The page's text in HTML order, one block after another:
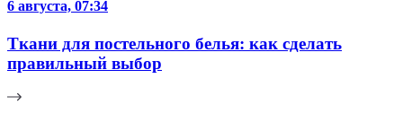
6 августа, 07:34
Ткани для постельного белья: как сделать
правильный выбор